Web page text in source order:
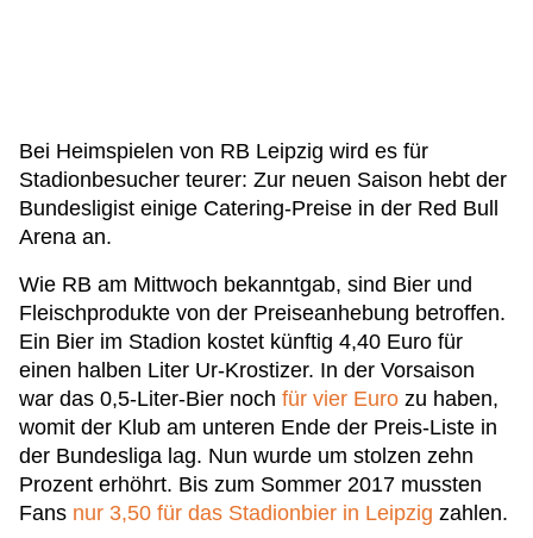
Bei Heimspielen von RB Leipzig wird es für
Stadionbesucher teurer: Zur neuen Saison hebt der
Bundesligist einige Catering-Preise in der Red Bull
Arena an.
Wie RB am Mittwoch bekanntgab, sind Bier und
Fleischprodukte von der Preiseanhebung betroffen.
Ein Bier im Stadion kostet künftig 4,40 Euro für
einen halben Liter Ur-Krostizer. In der Vorsaison
war das 0,5-Liter-Bier noch für vier Euro zu haben,
womit der Klub am unteren Ende der Preis-Liste in
der Bundesliga lag. Nun wurde um stolzen zehn
Prozent erhöhrt. Bis zum Sommer 2017 mussten
Fans nur 3,50 für das Stadionbier in Leipzig zahlen.